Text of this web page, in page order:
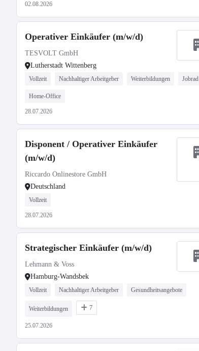
02.08.2026
Operativer Einkäufer (m/w/d)
TESVOLT GmbH
Lutherstadt Wittenberg
Vollzeit Nachhaltiger Arbeitgeber Weiterbildungen Jobrad
Home-Office
28.07.2026
Disponent / Operativer Einkäufer
(m/w/d)
Riccardo Onlinestore GmbH
Deutschland
Vollzeit
28.07.2026
Strategischer Einkäufer (m/w/d)
Lehmann & Voss
Hamburg-Wandsbek
Vollzeit Nachhaltiger Arbeitgeber Gesundheitsangebote
Weiterbildungen 7
25.07.2026